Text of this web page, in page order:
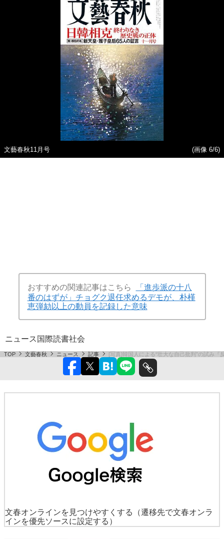
文藝春秋11月号 (画像 6/6)
おすすめの関連記事はこちら
「進歩派の十八
番のはずが」チョグク退任求めるデモが、朴槿
恵弾劾以上の動員を記録した意味
ニュース 国際読書社会
TOP 文藝春秋 ニュース 記事 [写真]韓国人による“壮大な自己批判”の試み
文春オンラインを見つけやすくする
（遷移先で文春オンラ
インを優先ソースに設定する）